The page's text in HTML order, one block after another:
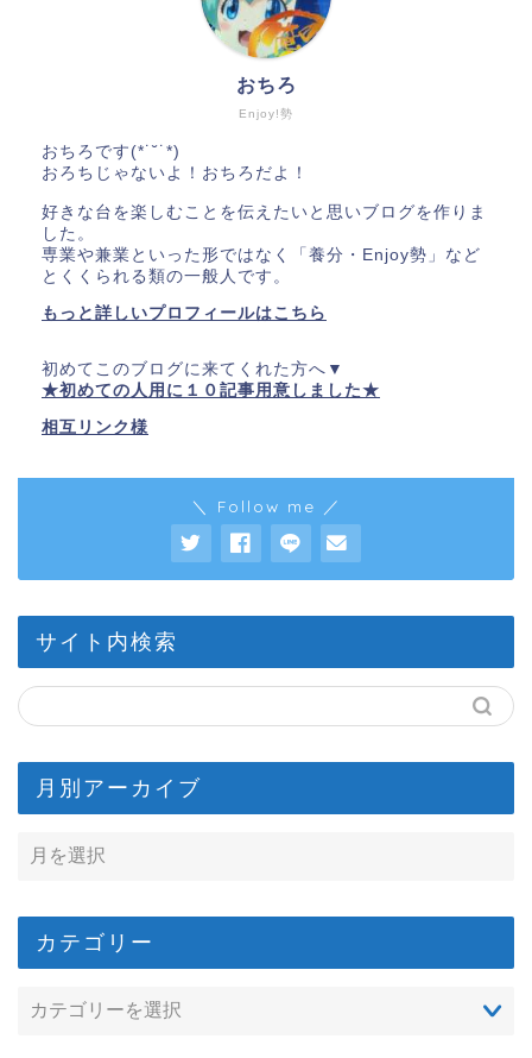
Enjoy!勢
おちろ
おちろです(*˙˘˙*)
おろちじゃないよ！おちろだよ！
好きな台を楽しむことを伝えたいと思いブログを作りま
した。
専業や兼業といった形ではなく「養分・Enjoy勢」など
とくくられる類の一般人です。
もっと詳しいプロフィールはこちら
初めてこのブログに来てくれた方へ▼
★初めての人用に１０記事用意しました★
相互リンク様
＼ Follow me ／
サイト内検索
月別アーカイブ
カテゴリー